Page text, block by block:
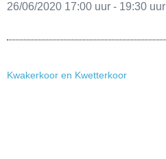
26/06/2020 17:00 uur - 19:30 uur
Kwakerkoor en Kwetterkoor